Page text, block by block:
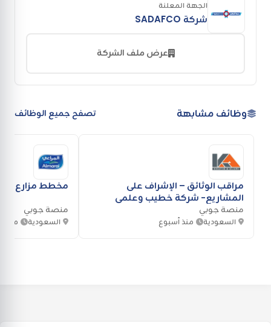
الجهة المعلنة
شركة SADAFCO
عرض ملف الشركة
وظائف مشابهة تصفح جميع الوظائف
مراقب الوثائق – الإشراف على
المشاريع- شركة خطيب وعلمي
منصة جوبي
السعودية منذ أسبوع
مخطط مزارع-
منصة جوبي
السعودية منذ